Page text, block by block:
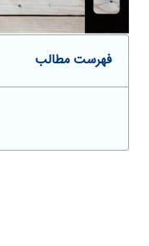
فهرست مطالب